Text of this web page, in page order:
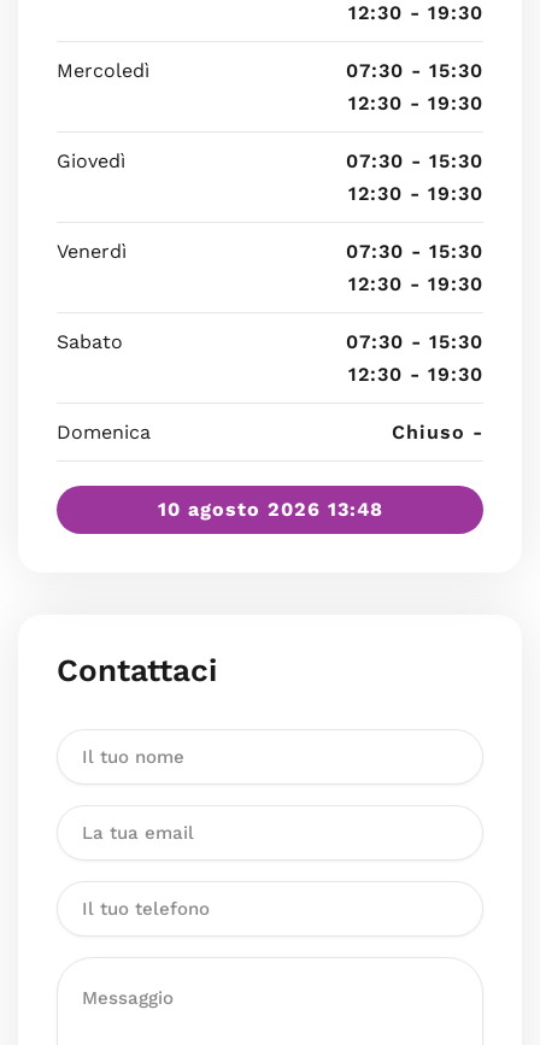
12:30 - 19:30
Mercoledì
07:30 - 15:30
12:30 - 19:30
Giovedì
07:30 - 15:30
12:30 - 19:30
Venerdì
07:30 - 15:30
12:30 - 19:30
Sabato
07:30 - 15:30
12:30 - 19:30
Domenica Chiuso -
10 agosto 2026 13:48
Contattaci